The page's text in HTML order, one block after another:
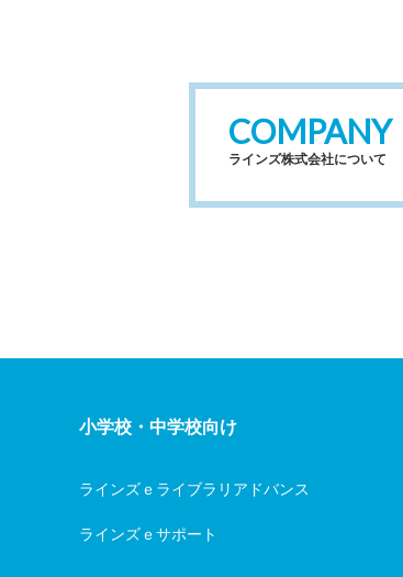
COMPANY
ラインズ株式会社について
小学校・中学校向け
ラインズｅライブラリアドバンス
ラインズｅサポート